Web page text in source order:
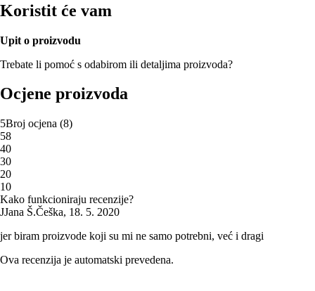
Koristit će vam
Upit o proizvodu
Trebate li pomoć s odabirom ili detaljima proizvoda?
Ocjene proizvoda
5Broj ocjena (8)
58
40
30
20
10
Kako funkcioniraju recenzije?
JJana Š.Češka, 18. 5. 2020
jer biram proizvode koji su mi ne samo potrebni, već i dragi
Ova recenzija je automatski prevedena.